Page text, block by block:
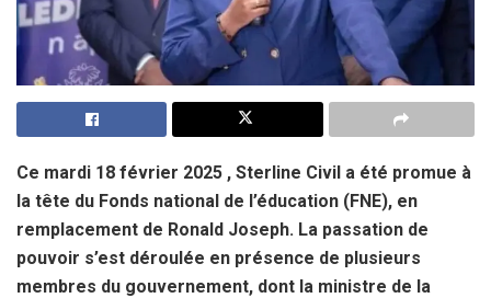
Ce mardi 18 février 2025 , Sterline Civil a été promue à
la tête du Fonds national de l’éducation (FNE), en
remplacement de Ronald Joseph. La passation de
pouvoir s’est déroulée en présence de plusieurs
membres du gouvernement, dont la ministre de la